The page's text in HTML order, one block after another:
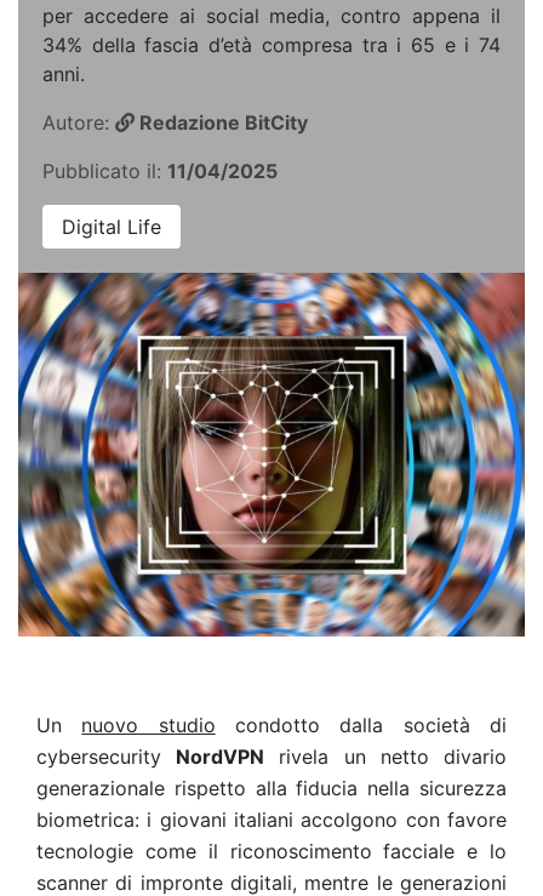
per accedere ai social media, contro appena il
34% della fascia d’età compresa tra i 65 e i 74
anni.
Autore:
Redazione BitCity
Pubblicato il: 11/04/2025
Digital Life
Un nuovo studio condotto dalla società di
cybersecurity NordVPN rivela un netto divario
generazionale rispetto alla fiducia nella sicurezza
biometrica: i giovani italiani accolgono con favore
tecnologie come il riconoscimento facciale e lo
scanner di impronte digitali, mentre le generazioni